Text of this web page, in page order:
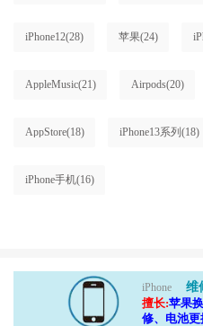
iPhone12(28) 苹果(24)
AppleMusic(21) Airpods(20)
AppStore(18) iPhone13系列 (18)
iPhone手机(16)
iPhone
维
擅长:苹果
修、电池